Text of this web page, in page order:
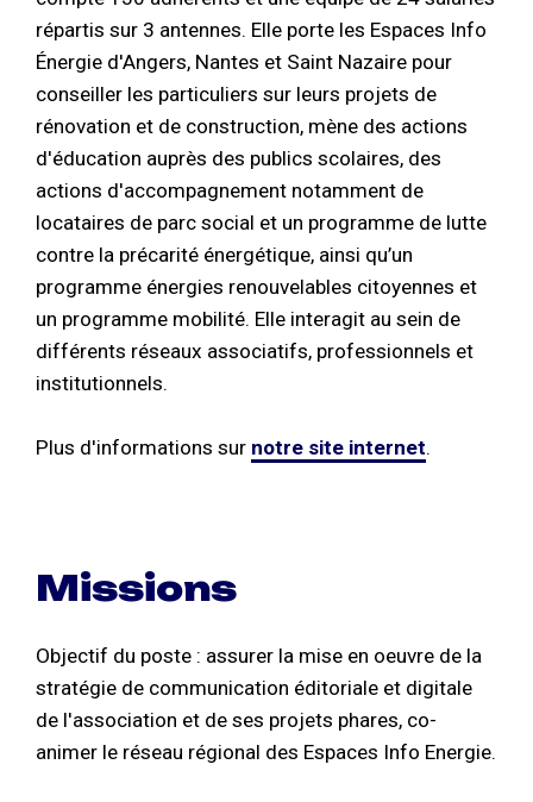
répartis sur 3 antennes. Elle porte les Espaces Info
Énergie d'Angers, Nantes et Saint Nazaire pour
conseiller les particuliers sur leurs projets de
rénovation et de construction, mène des actions
d'éducation auprès des publics scolaires, des
actions d'accompagnement notamment de
locataires de parc social et un programme de lutte
contre la précarité énergétique, ainsi qu’un
programme énergies renouvelables citoyennes et
un programme mobilité. Elle interagit au sein de
différents réseaux associatifs, professionnels et
institutionnels.
Plus d'informations sur notre site internet.
Missions
Objectif du poste : assurer la mise en oeuvre de la
stratégie de communication éditoriale et digitale
de l'association et de ses projets phares, co-
animer le réseau régional des Espaces Info Energie.